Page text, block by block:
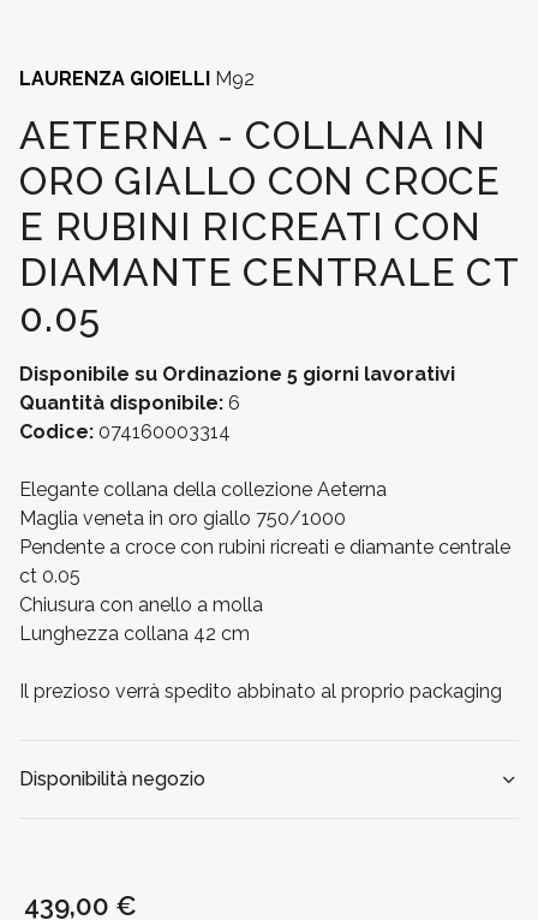
LAURENZA GIOIELLI M92
AETERNA - COLLANA IN
ORO GIALLO CON CROCE
E RUBINI RICREATI CON
DIAMANTE CENTRALE CT
0.05
Disponibile su Ordinazione 5 giorni lavorativi
Quantità disponibile: 6
Codice: 074160003314
Elegante collana della collezione Aeterna
Maglia veneta in oro giallo 750/1000
Pendente a croce con rubini ricreati e diamante centrale
ct 0.05
Chiusura con anello a molla
Lunghezza collana 42 cm
Il prezioso verrà spedito abbinato al proprio packaging
Disponibilità negozio
439,00 €